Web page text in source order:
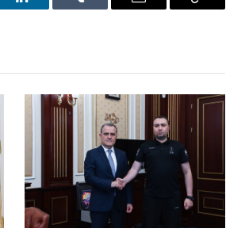
LinkedIn Tumblr Email
Copy